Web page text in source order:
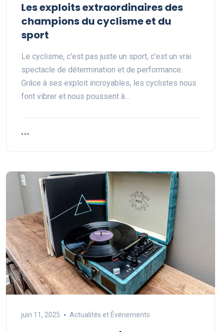
Les exploits extraordinaires des
champions du cyclisme et du
sport
Le cyclisme, c'est pas juste un sport, c'est un vrai
spectacle de détermination et de performance.
Grâce à ses exploit incroyables, les cyclistes nous
font vibrer et nous poussent à…
juin 11, 2025 Actualités et Événements